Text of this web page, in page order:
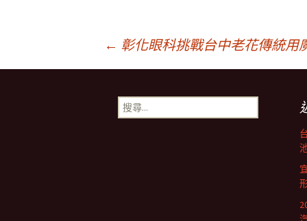
← 彰化眼科挑戰台中老花傳統用
搜
尋